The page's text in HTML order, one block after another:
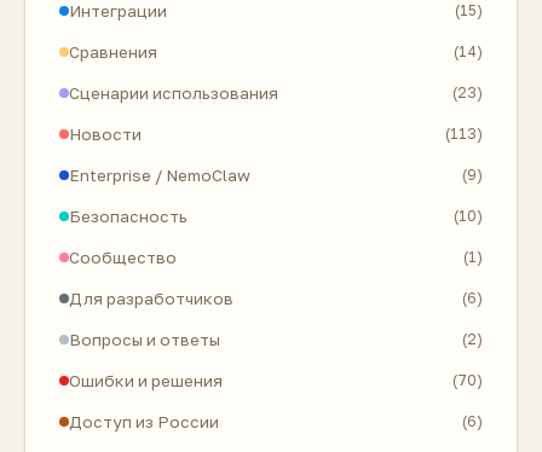
Интеграции (15)
Сравнения (14)
Сценарии использования (23)
Новости (113)
Enterprise / NemoClaw (9)
Безопасность (10)
Сообщество (1)
Для разработчиков (6)
Вопросы и ответы (2)
Ошибки и решения (70)
Доступ из России (6)